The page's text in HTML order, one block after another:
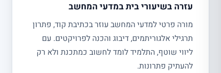
עזרה בשיעורי בית במדעי המחשב
מורה פרטי למדעי המחשב עוזר בכתיבת קוד, פתרון
תרגילי אלגוריתמים, דיבוג והכנה לפרויקטים. עם
ליווי שוטף, התלמיד לומד לחשוב כמתכנת ולא רק
להעתיק פתרונות.